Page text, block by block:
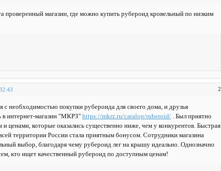
проверенный магазин, где можно купить рубероид кровельный по низким
2
с необходимостью покупки рубероида для своего дома, и друзья
в интернет-магазин "МКРЗ" https://mkrz.ru/catalog/ruberoid/. Был приятно
и ценами, которые оказались существенно ниже, чем у конкурентов. Быстрая
территории России стала приятным бонусом. Сотрудники магазина
выбор, благодаря чему рубероид лег на крышу идеально. Однозначно
кто ищет качественный рубероид по доступным ценам!